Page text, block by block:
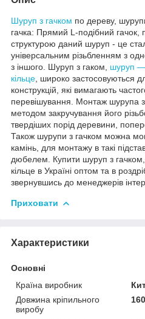
Шуруп з гачком по дереву,
гачка: Прямий L-подібний гачок,
структурою даний шуруп - це
універсальним різьбленням з
з іншого. Шуруп з гаком, шуруп ―
кільце , широко застосовуються
конструкцій, які вимагають
перевішування. Монтаж шурупа
методом закручування його
твердіших порід деревини,
Також шурупи з гачком можна
камінь, для монтажу в такі
дюбелем. Купити шуруп з
кільце в Україні оптом та в
звернувшись до менеджерів
Приховати
Характеристики
Основні
Країна виробник
Довжина кріпильного
виробу